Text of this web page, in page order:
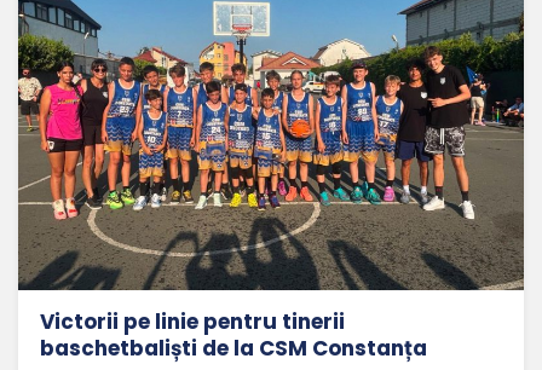
Victorii pe linie pentru tinerii
baschetbaliști de la CSM Constanța